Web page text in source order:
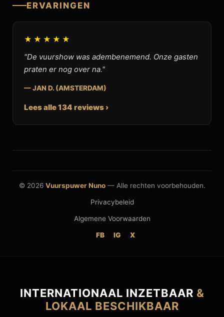
ERVARINGEN
★★★★★
"De vuurshow was adembenemend. Onze gasten
praten er nog over na."
— JAN D. (AMSTERDAM)
Lees alle 134 reviews ›
© 2026 Vuurspuwer Nuno— Alle rechten voorbehouden.
Privacybeleid
Algemene Voorwaarden
FB IG X
INTERNATIONAAL INZETBAAR &
LOKAAL BESCHIKBAAR